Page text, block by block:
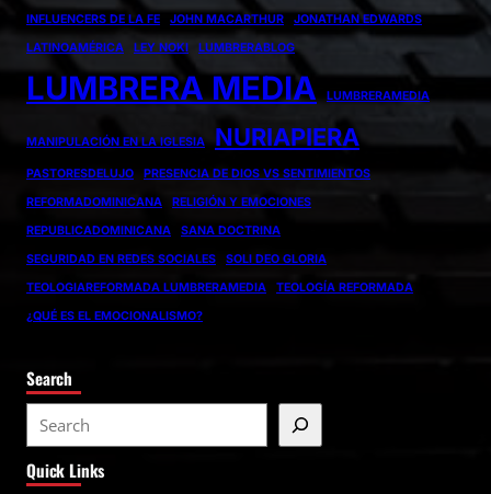
INFLUENCERS DE LA FE
JOHN MACARTHUR
JONATHAN EDWARDS
LATINOAMÉRICA
LEY NOKI LUMBRERABLOG
LUMBRERA MEDIA LUMBRERAMEDIA
MANIPULACIÓN EN LA IGLESIA NURIAPIERA
PASTORESDELUJO
PRESENCIA DE DIOS VS SENTIMIENTOS
REFORMADOMINICANA
RELIGIÓN Y EMOCIONES
REPUBLICADOMINICANA
SANA DOCTRINA
SEGURIDAD EN REDES SOCIALES
SOLI DEO GLORIA
TEOLOGIAREFORMADA LUMBRERAMEDIA
TEOLOGÍA REFORMADA
¿QUÉ ES EL EMOCIONALISMO?
Search
e
a
Quick Links